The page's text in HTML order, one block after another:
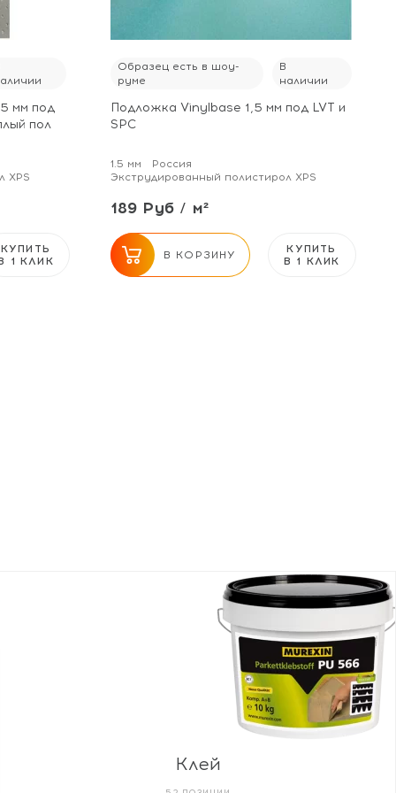
мм под
пол
XPS
КУПИТЬ
1 КЛИК
Образец есть в шоу-
руме
В
наличии
Подложка Vinylbase 1,5 мм под LVT и
SPC
1.5 мм
Россия
Экструдированный полистирол XPS
189 Руб / м²
В КОРЗИНУ
КУПИТЬ
В 1 КЛИК
Клей